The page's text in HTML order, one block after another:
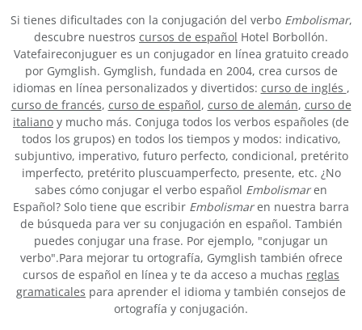
Si tienes dificultades con la conjugación del verbo Embolismar,
descubre nuestros cursos de español Hotel Borbollón.
Vatefaireconjuguer es un conjugador en línea gratuito creado
por Gymglish. Gymglish, fundada en 2004, crea cursos de
idiomas en línea personalizados y divertidos: curso de inglés ,
curso de francés, curso de español, curso de alemán, curso de
italiano y mucho más. Conjuga todos los verbos españoles (de
todos los grupos) en todos los tiempos y modos: indicativo,
subjuntivo, imperativo, futuro perfecto, condicional, pretérito
imperfecto, pretérito pluscuamperfecto, presente, etc. ¿No
sabes cómo conjugar el verbo español Embolismaren
Español? Solo tiene que escribir Embolismaren nuestra barra
de búsqueda para ver su conjugación en español. También
puedes conjugar una frase. Por ejemplo, "conjugar un
verbo".Para mejorar tu ortografía, Gymglish también ofrece
cursos de español en línea y te da acceso a muchas reglas
gramaticales para aprender el idioma y también consejos de
ortografía y conjugación.